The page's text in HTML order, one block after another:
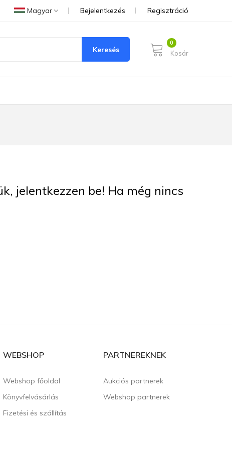
Magyar Bejelentkezés Regisztráció
Keresés Kosár
jelentkezzen be! Ha még nincs
WEBSHOP
Webshop főoldal
Könyvfelvásárlás
Fizetési és szállítás
PARTNEREKNEK
Aukciós partnerek
Webshop partnerek